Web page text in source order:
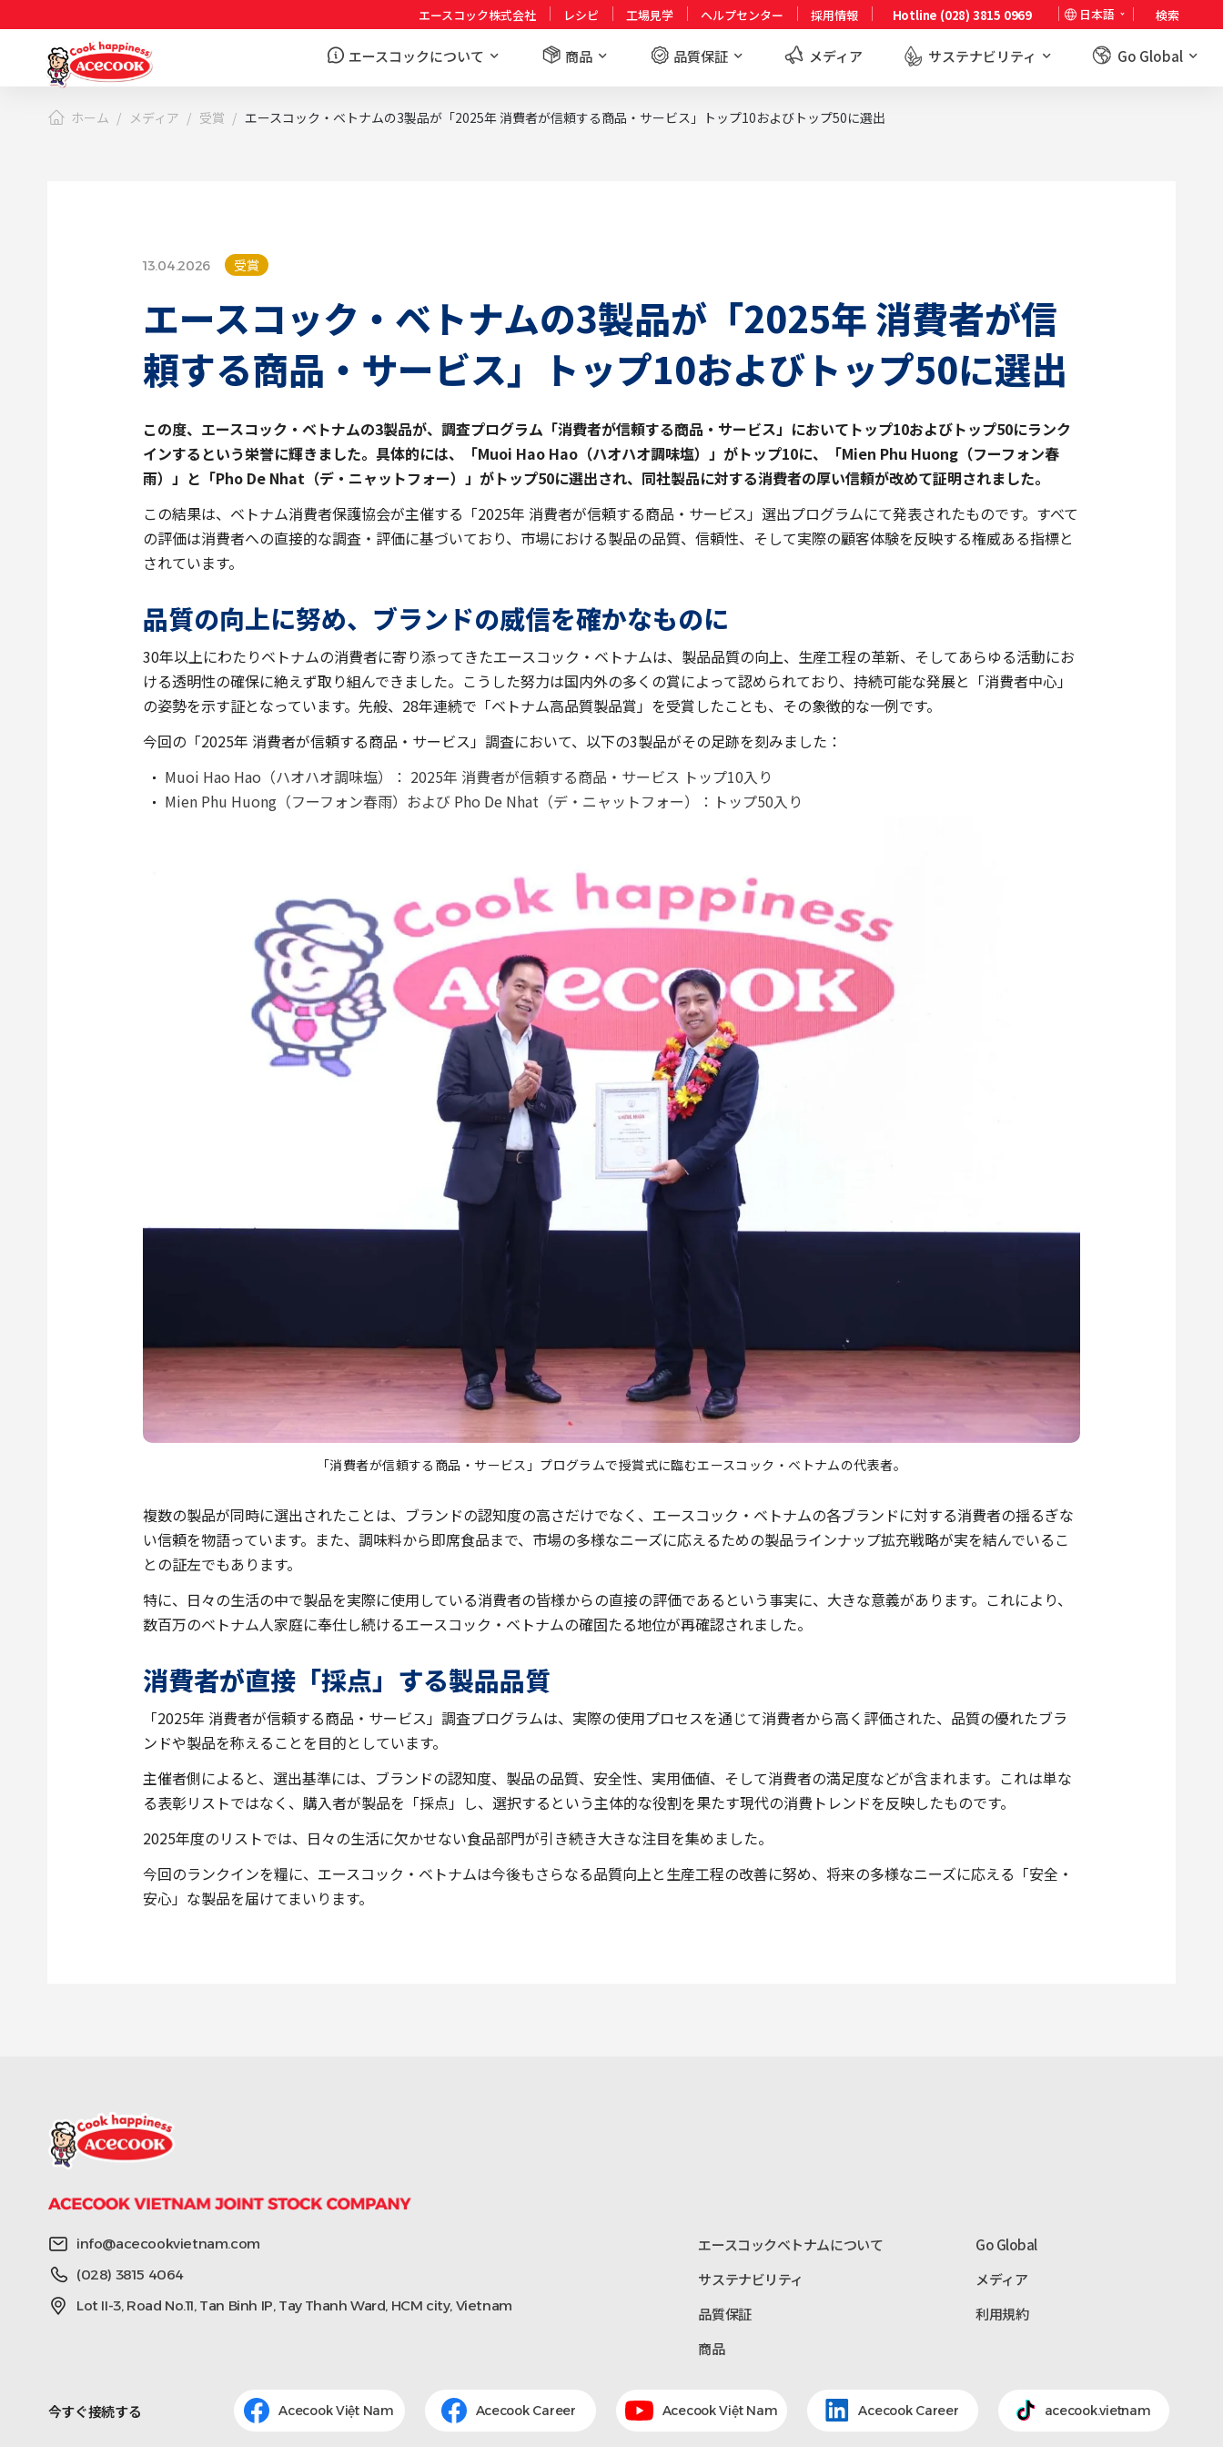
エースコック株式会社 レシピ 工場見学 ヘルプセンター 採用情報 Hotline (028) 3815 0969 日本語 検索
エースコックについて 商品 品質保証 メディア サステナビリティ Go Global
ホーム メディア 受賞 エースコック・ベトナムの3製品が「2025年 消費者が信頼する商品・サービス」トップ10およびトップ50に選出
13.04.2026 受賞
エースコック・ベトナムの3製品が「2025年 消費者が信
頼する商品・サービス」トップ10およびトップ50に選出
この度、エースコック・ベトナムの3製品が、調査プログラム「消費者が信頼する商品・サービス」においてトップ10およびトップ50にランク
インするという栄誉に輝きました。具体的には、「Muoi Hao Hao（ハオハオ調味塩）」がトップ10に、「Mien Phu Huong（フーフォン春
雨）」と「Pho De Nhat（デ・ニャットフォー）」がトップ50に選出され、同社製品に対する消費者の厚い信頼が改めて証明されました。
この結果は、ベトナム消費者保護協会が主催する「2025年 消費者が信頼する商品・サービス」選出プログラムにて発表されたものです。すべて
の評価は消費者への直接的な調査・評価に基づいており、市場における製品の品質、信頼性、そして実際の顧客体験を反映する権威ある指標と
されています。
品質の向上に努め、ブランドの威信を確かなものに
30年以上にわたりベトナムの消費者に寄り添ってきたエースコック・ベトナムは、製品品質の向上、生産工程の革新、そしてあらゆる活動にお
ける透明性の確保に絶えず取り組んできました。こうした努力は国内外の多くの賞によって認められており、持続可能な発展と「消費者中心」
の姿勢を示す証となっています。先般、28年連続で「ベトナム高品質製品賞」を受賞したことも、その象徴的な一例です。
今回の「2025年 消費者が信頼する商品・サービス」調査において、以下の3製品がその足跡を刻みました：
Muoi Hao Hao（ハオハオ調味塩）： 2025年 消費者が信頼する商品・サービス トップ10入り
Mien Phu Huong（フーフォン春雨）および Pho De Nhat（デ・ニャットフォー）：トップ50入り
「消費者が信頼する商品・サービス」プログラムで授賞式に臨むエースコック・ベトナムの代表者。
複数の製品が同時に選出されたことは、ブランドの認知度の高さだけでなく、エースコック・ベトナムの各ブランドに対する消費者の揺るぎな
い信頼を物語っています。また、調味料から即席食品まで、市場の多様なニーズに応えるための製品ラインナップ拡充戦略が実を結んでいるこ
との証左でもあります。
特に、日々の生活の中で製品を実際に使用している消費者の皆様からの直接の評価であるという事実に、大きな意義があります。これにより、
数百万のベトナム人家庭に奉仕し続けるエースコック・ベトナムの確固たる地位が再確認されました。
消費者が直接「採点」する製品品質
「2025年 消費者が信頼する商品・サービス」調査プログラムは、実際の使用プロセスを通じて消費者から高く評価された、品質の優れたブラ
ンドや製品を称えることを目的としています。
主催者側によると、選出基準には、ブランドの認知度、製品の品質、安全性、実用価値、そして消費者の満足度などが含まれます。これは単な
る表彰リストではなく、購入者が製品を「採点」し、選択するという主体的な役割を果たす現代の消費トレンドを反映したものです。
2025年度のリストでは、日々の生活に欠かせない食品部門が引き続き大きな注目を集めました。
今回のランクインを糧に、エースコック・ベトナムは今後もさらなる品質向上と生産工程の改善に努め、将来の多様なニーズに応える「安全・
安心」な製品を届けてまいります。
info@acecookvietnam.com
(028) 3815 4064
Lot II-3, Road No.11, Tan Binh IP, Tay Thanh Ward, HCM city, Vietnam
エースコックベトナムについて
Go Global
サステナビリティ
メディア
品質保証
利用規約
商品
今すぐ接続する Acecook Việt Nam Acecook Career Acecook Việt Nam Acecook Career acecook.vietnam